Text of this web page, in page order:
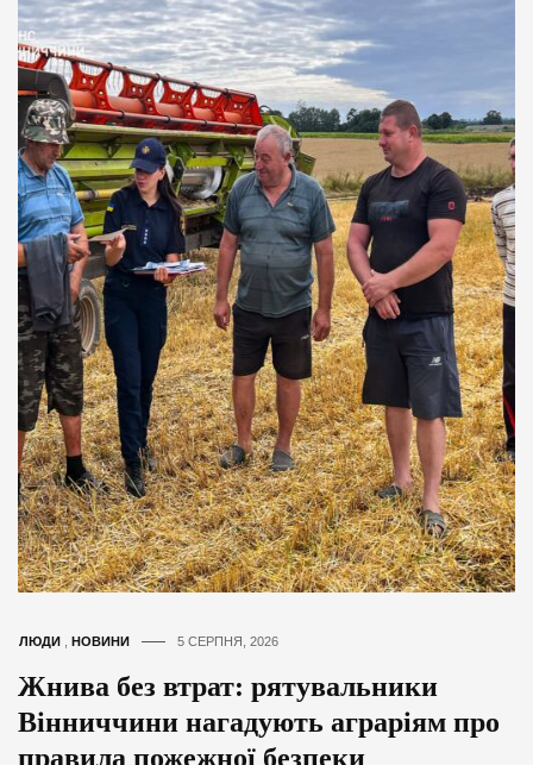
ЛЮДИ НОВИНИ 5 СЕРПНЯ, 2026
Жнива без втрат: рятувальники
Вінниччини нагадують аграріям про
правила пожежної безпеки